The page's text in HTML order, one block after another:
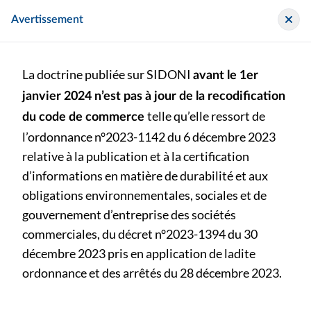
Sidoni
L'accès aux contenus de cette page est réservé aux
professionnels de l'audit.
Identifiez-vous pour en consulter l’intégralité.
Se connecter
Avertissement
La doctrine publiée sur SIDONI avant le 1er
janvier 2024 n’est pas à jour de la recodification
du code de commerce telle qu’elle ressort de
l’ordonnance n°2023-1142 du 6 décembre 2023
relative à la publication et à la certification
d’informations en matière de durabilité et aux
obligations environnementales, sociales et de
gouvernement d’entreprise des sociétés
commerciales, du décret n°2023-1394 du 30
décembre 2023 pris en application de ladite
ordonnance et des arrêtés du 28 décembre 2023.